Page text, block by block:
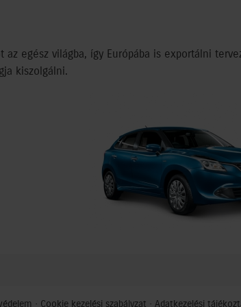
az egész világba, így Európába is exportálni
kiszolgálni.
· Cookie kezelési szabályzat · Adatkezelési